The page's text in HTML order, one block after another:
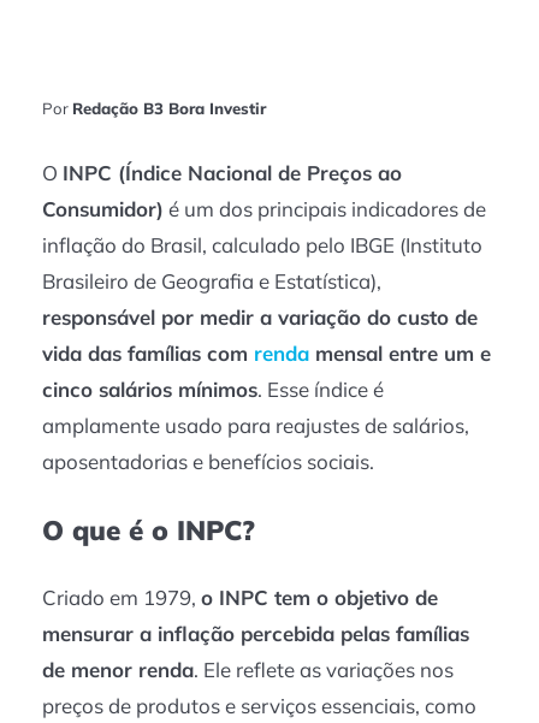
Por Redação B3 Bora Investir
O INPC (Índice Nacional de Preços ao
Consumidor) é um dos principais indicadores de
inflação do Brasil, calculado pelo IBGE (Instituto
Brasileiro de Geografia e Estatística),
responsável por medir a variação do custo de
vida das famílias com renda mensal entre um e
cinco salários mínimos. Esse índice é
amplamente usado para reajustes de salários,
aposentadorias e benefícios sociais.
O que é o INPC?
Criado em 1979,o INPC tem o objetivo de
mensurar a inflação percebida pelas famílias
de menor renda. Ele reflete as variações nos
preços de produtos e serviços essenciais, como